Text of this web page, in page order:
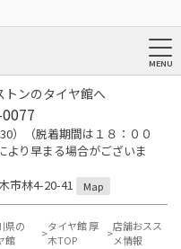
トンのタイヤ館へ
）（脱着期間は１８：００
り早まる場合がございま
市林4-20-41
Map
県の
館
タイヤ館 厚
木TOP
店舗おスス
メ情報